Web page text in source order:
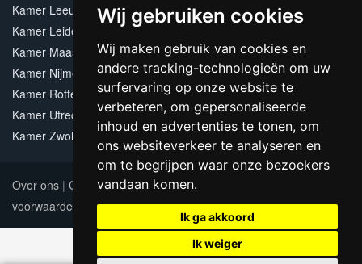
Wij gebruiken cookies
Wij maken gebruik van cookies en
andere tracking-technologieën om uw
surfervaring op onze website te
verbeteren, om gepersonaliseerde
inhoud en advertenties te tonen, om
ons websiteverkeer te analyseren en
om te begrijpen waar onze bezoekers
vandaan komen.
Ik ga akkoord
Ik weiger
Kamer Leeuwarden
Kamer Leiden
Kamer Maastricht
Kamer Nijmegen
Kamer Rotterdam
Kamer Utrecht
Kamer Zwolle
Over ons | Contact|Adverteren|Sitemap
voorwaarden
Update cookies preferences